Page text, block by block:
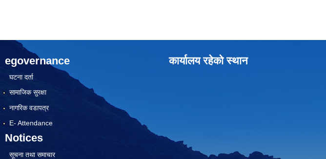
egovernance
घटना दर्ता
सामाजिक सुरक्षा
नागरिक वडापत्र
E- Attendance
Notices
सूचना तथा समाचार
कार्यालय रहेको स्थान